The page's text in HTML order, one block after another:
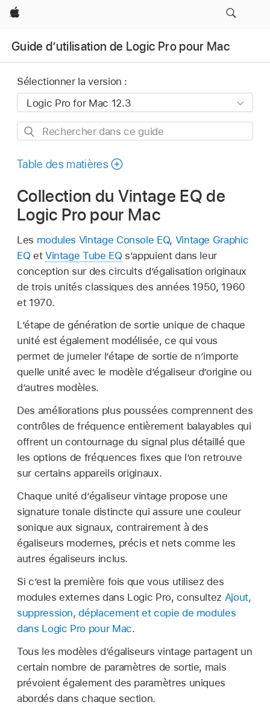
Apple
Guide d’utilisation de Logic Pro pour Mac
Sélectionner la version :
Rechercher
ce
Table des matières
Collection du Vintage EQ de
Logic Pro pour Mac
Les modules Vintage Console EQ, Vintage Graphic
EQ et Vintage Tube EQ s’appuient dans leur
conception sur des circuits d’égalisation originaux
de trois unités classiques des années 1950, 1960
et 1970.
L’étape de génération de sortie unique de chaque
unité est également modélisée, ce qui vous
permet de jumeler l’étape de sortie de n’importe
quelle unité avec le modèle d’égaliseur d’origine ou
d’autres modèles.
Des améliorations plus poussées comprennent des
contrôles de fréquence entièrement balayables qui
offrent un contournage du signal plus détaillé que
les options de fréquences fixes que l’on retrouve
sur certains appareils originaux.
Chaque unité d’égaliseur vintage propose une
signature tonale distincte qui assure une couleur
sonique aux signaux, contrairement à des
égaliseurs modernes, précis et nets comme les
autres égaliseurs inclus.
Si c’est la première fois que vous utilisez des
modules externes dans Logic Pro, consultez Ajout,
suppression, déplacement et copie de modules
dans Logic Pro pour Mac.
Tous les modèles d’égaliseurs vintage partagent un
certain nombre de paramètres de sortie, mais
prévoient également des paramètres uniques
abordés dans chaque section.